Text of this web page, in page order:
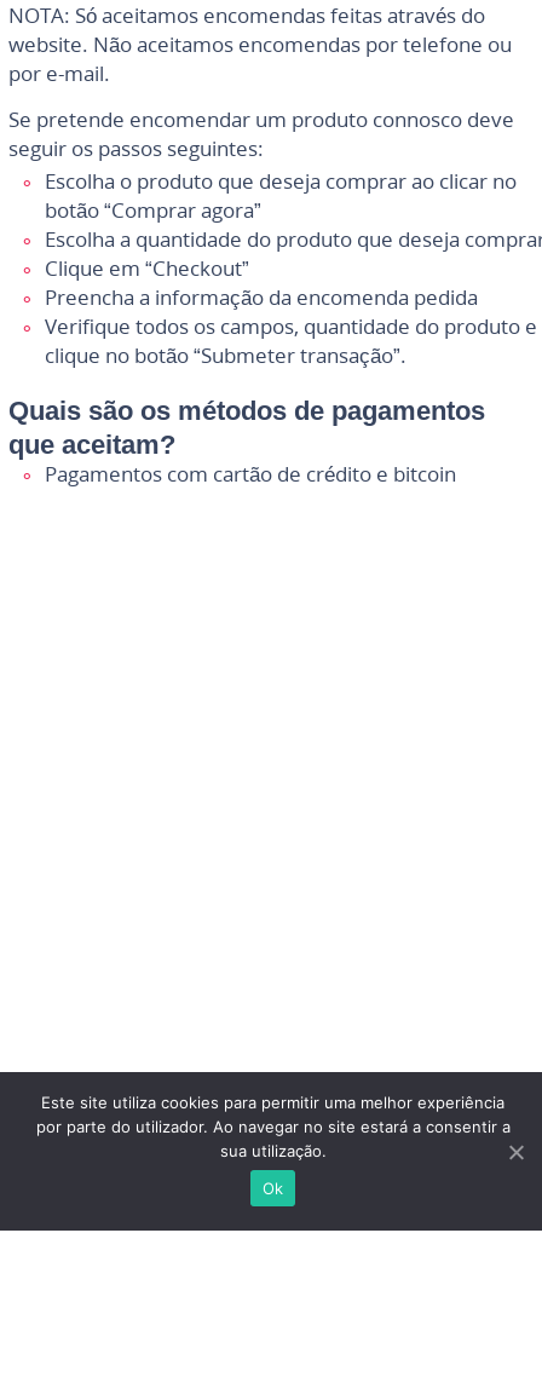
NOTA: Só aceitamos encomendas feitas através do
website. Não aceitamos encomendas por telefone ou
por e-mail.
Se pretende encomendar um produto connosco deve
seguir os passos seguintes:
Escolha o produto que deseja comprar ao clicar no
botão “Comprar agora”
Escolha a quantidade do produto que deseja
Clique em “Checkout”
Preencha a informação da encomenda pedida
Verifique todos os campos, quantidade do produto e
clique no botão “Submeter transação”.
Quais são os métodos de pagamentos
que aceitam?
Pagamentos com cartão de crédito e bitcoin
Este site utiliza cookies para permitir uma melhor experiência
por parte do utilizador. Ao navegar no site estará a consentir a
sua utilização.
Ok